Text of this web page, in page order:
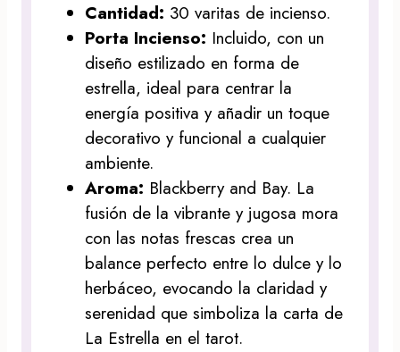
Cantidad: 30 varitas de incienso.
Porta Incienso: Incluido, con un
diseño estilizado en forma de
estrella, ideal para centrar la
energía positiva y añadir un toque
decorativo y funcional a cualquier
ambiente.
Aroma: Blackberry and Bay. La
fusión de la vibrante y jugosa mora
con las notas frescas crea un
balance perfecto entre lo dulce y lo
herbáceo, evocando la claridad y
serenidad que simboliza la carta de
La Estrella en el tarot.